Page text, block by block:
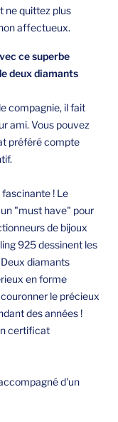
ne quittez plus
affectueux.
ce superbe
deux diamants
compagnie, il fait
ami. Vous pouvez
préféré compte
! Le
"must have" pour
de bijoux
925 dessinent les
diamants
en forme
le précieux
des années !
certificat
d'un